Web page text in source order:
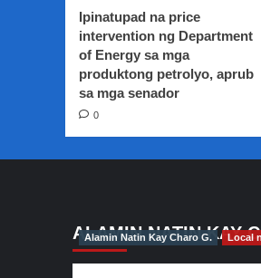
Ipinatupad na price
intervention ng Department
of Energy sa mga
produktong petrolyo, aprub
sa mga senador
0
ALAMIN NATIN KAY
Alamin Natin Kay Charo G. Local